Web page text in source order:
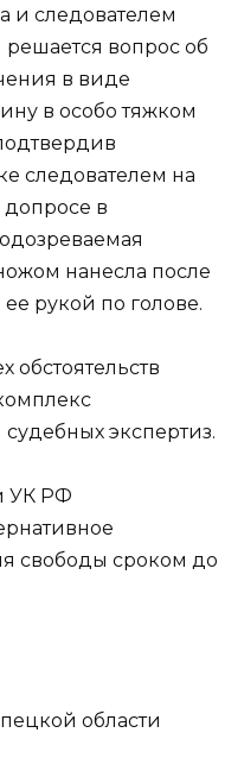
и следователем
вопрос об
в виде
в особо тяжком
следователем на
в
нанесла после
рукой по голове.
обстоятельств
экспертиз.
УК РФ
свободы сроком до
области